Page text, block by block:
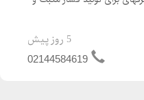
مدل بهطور ویژه برای تست
سوئیچهای فشار و گیجهای
5 روز پیش
02144584619